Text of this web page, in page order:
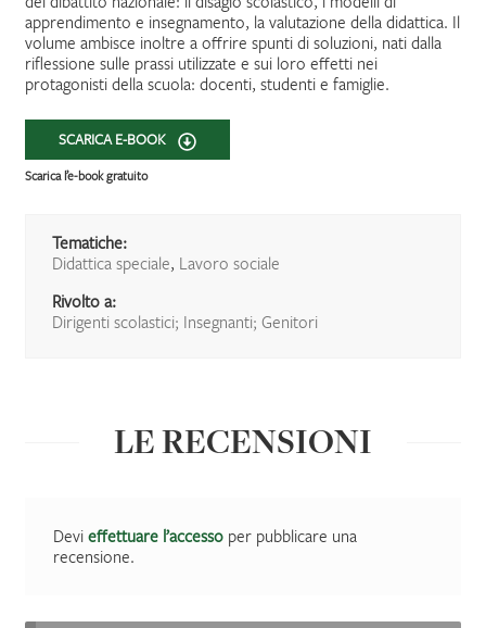
apprendimento e insegnamento, la valutazione della didattica. Il
volume ambisce inoltre a offrire spunti di soluzioni, nati dalla
riflessione sulle prassi utilizzate e sui loro effetti nei
protagonisti della scuola: docenti, studenti e famiglie.
SCARICA E-BOOK
Scarica l’e-book gratuito
Tematiche:
Didattica speciale, Lavoro sociale
Rivolto a:
Dirigenti scolastici; Insegnanti; Genitori
LE RECENSIONI
Devi effettuare l’accessoper pubblicare una
recensione.